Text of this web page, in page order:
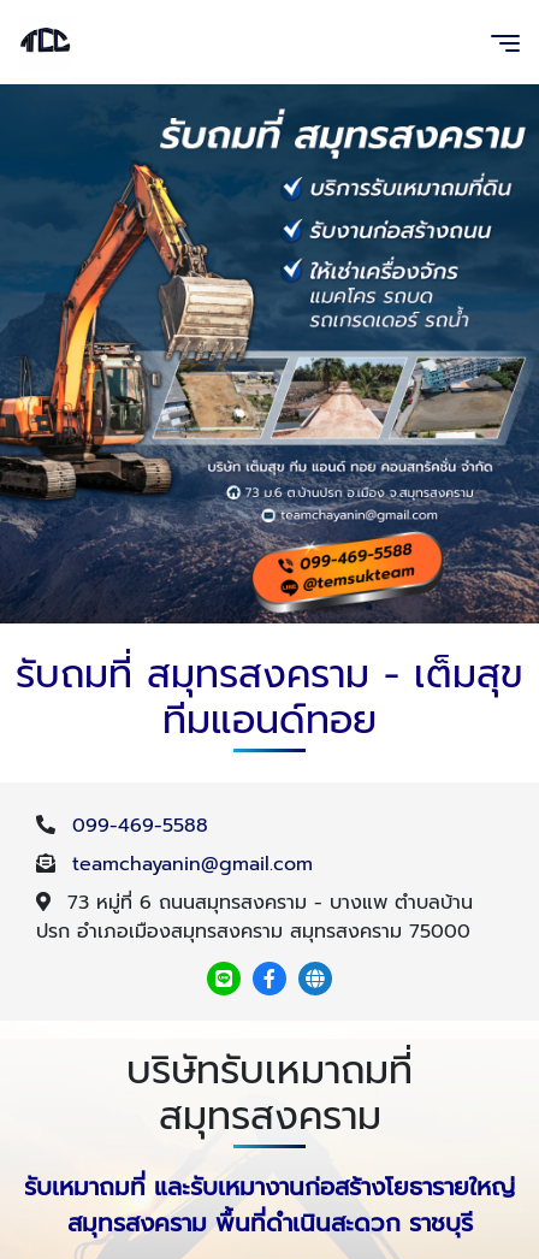
รับถมที่ สมุทรสงคราม - เต็มสุข
ทีมแอนด์ทอย
099-469-5588
teamchayanin@gmail.com
73 หมู่ที่ 6 ถนนสมุทรสงคราม - บางแพ ตำบลบ้าน
ปรก อำเภอเมืองสมุทรสงคราม สมุทรสงคราม 75000
บริษัทรับเหมาถมที่
สมุทรสงคราม
รับเหมาถมที่ และรับเหมางานก่อสร้างโยธารายใหญ่
สมุทรสงคราม พื้นที่ดำเนินสะดวก ราชบุรี